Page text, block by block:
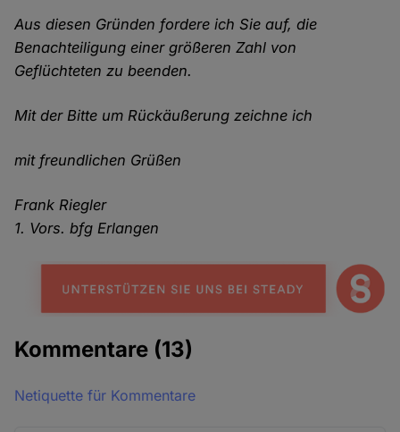
Aus diesen Gründen fordere ich Sie auf, die
Benachteiligung einer größeren Zahl von
Geflüchteten zu beenden.
Mit der Bitte um Rückäußerung zeichne ich
mit freundlichen Grüßen
Frank Riegler
1. Vors. bfg Erlangen
Kommentare (13)
Netiquette für Kommentare